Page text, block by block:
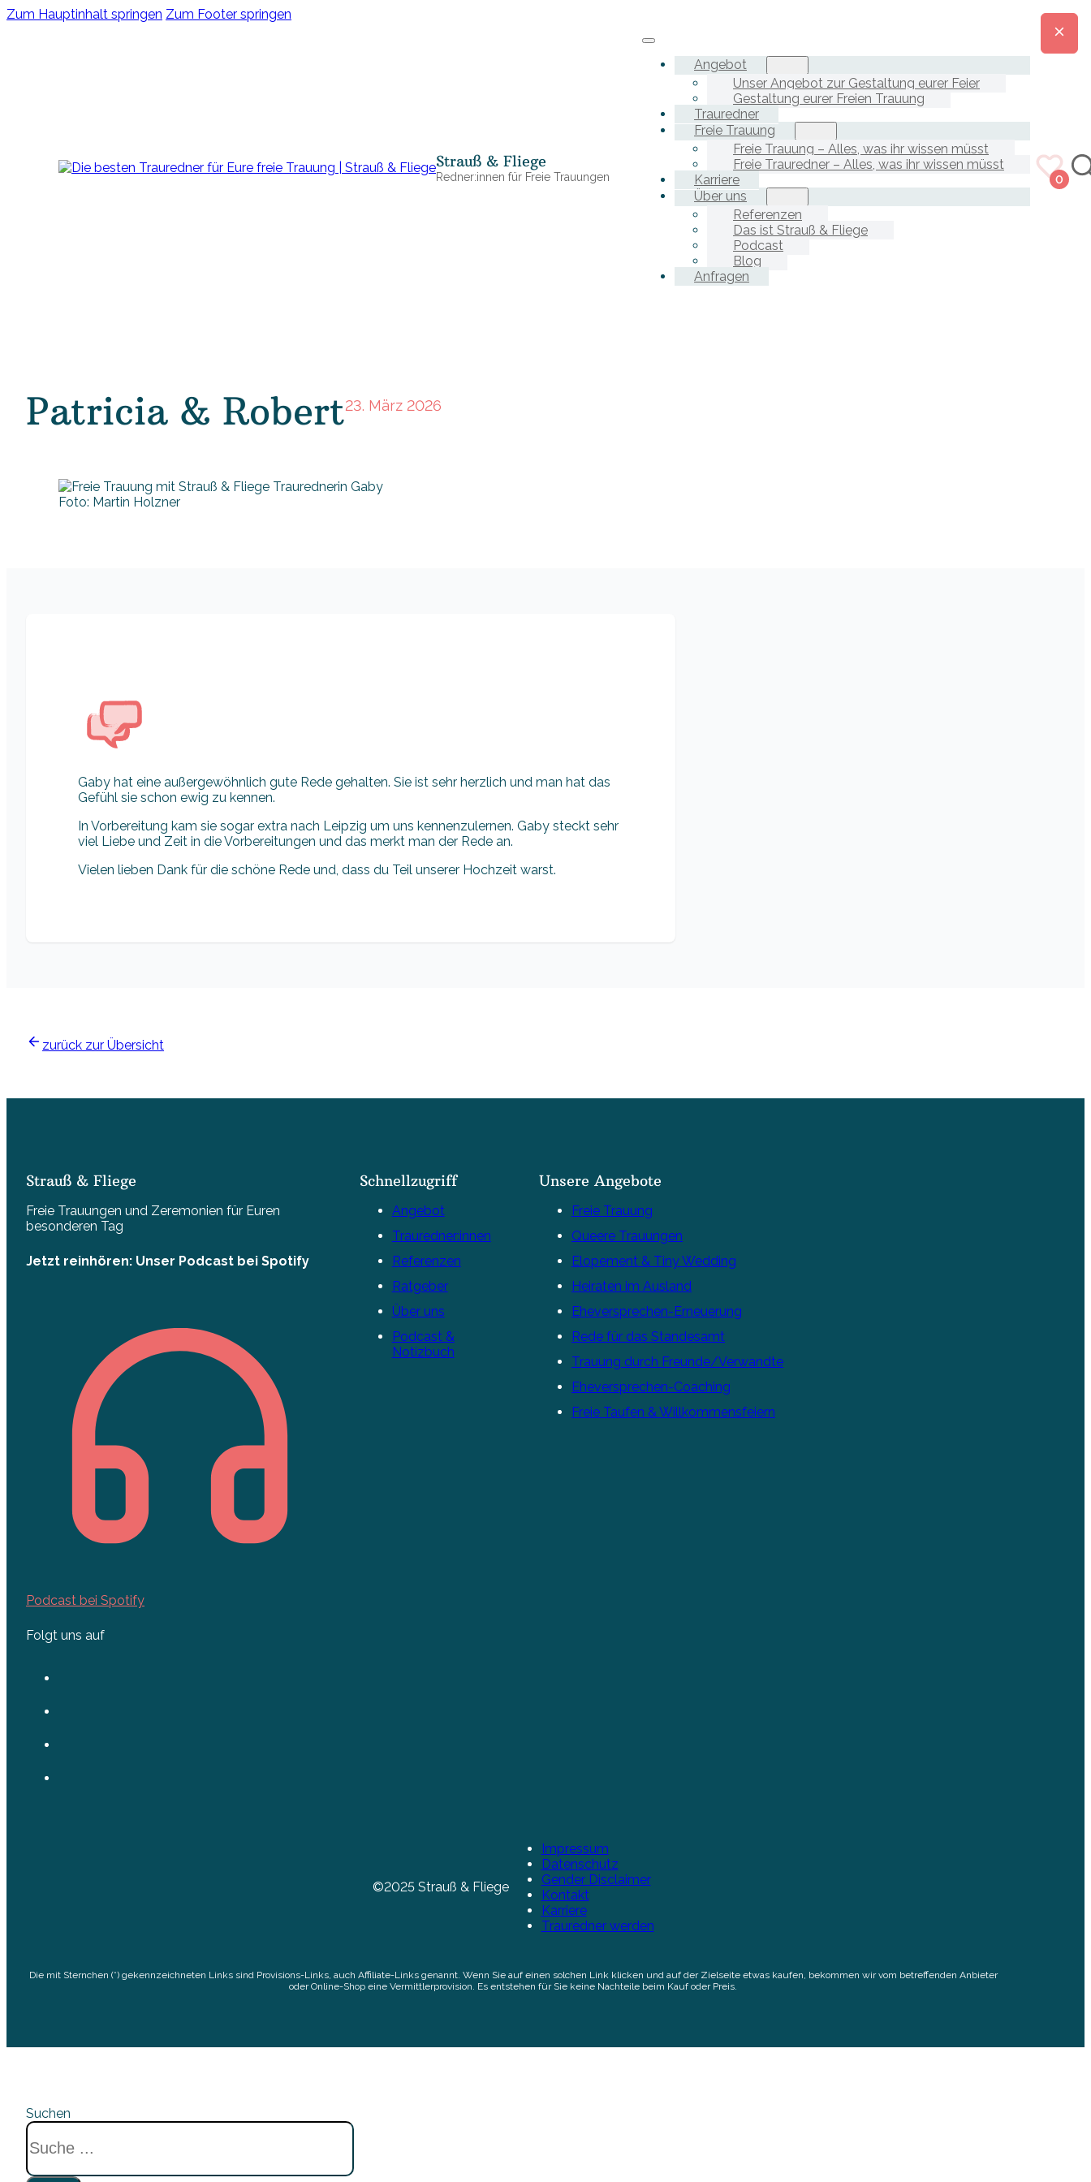
Zum Hauptinhalt springen Zum Footer springen
Strauß & Fliege
Redner:innen für Freie Trauungen
Angebot
Unser Angebot zur Gestaltung eurer Feier
Gestaltung eurer Freien Trauung
Trauredner
Freie Trauung
Freie Trauung – Alles, was ihr wissen müsst
Freie Trauredner – Alles, was ihr wissen müsst
Karriere
Über uns
Referenzen
Das ist Strauß & Fliege
Podcast
Blog
Anfragen
0
Patricia & Robert23. März 2026
Foto: Martin Holzner
Gaby hat eine außergewöhnlich gute Rede gehalten. Sie ist sehr herzlich und man hat das
Gefühl sie schon ewig zu kennen.
In Vorbereitung kam sie sogar extra nach Leipzig um uns kennenzulernen. Gaby steckt sehr
viel Liebe und Zeit in die Vorbereitungen und das merkt man der Rede an.
Vielen lieben Dank für die schöne Rede und, dass du Teil unserer Hochzeit warst.
zurück zur Übersicht
Strauß & Fliege
Freie Trauungen und Zeremonien für Euren
besonderen Tag
Jetzt reinhören: Unser Podcast bei Spotify
Podcast bei Spotify
Folgt uns auf
Schnellzugriff
Angebot
Trauredner:innen
Referenzen
Ratgeber
Über uns
Podcast &
Notizbuch
Unsere Angebote
Freie Trauung
Queere Trauungen
Elopement & Tiny Wedding
Heiraten im Ausland
Eheversprechen-Erneuerung
Rede für das Standesamt
Trauung durch Freunde/Verwandte
Eheversprechen-Coaching
Freie Taufen & Willkommensfeiern
©2025 Strauß & Fliege
Impressum
Datenschutz
Gender Disclaimer
Kontakt
Karriere
Trauredner werden
Die mit Sternchen (*) gekennzeichneten Links sind Provisions-Links, auch Affiliate-Links genannt. Wenn Sie auf einen solchen Link klicken und auf der Zielseite etwas kaufen, bekommen wir vom betreffenden Anbieter
oder Online-Shop eine Vermittlerprovision. Es entstehen für Sie keine Nachteile beim Kauf oder Preis.
Suchen